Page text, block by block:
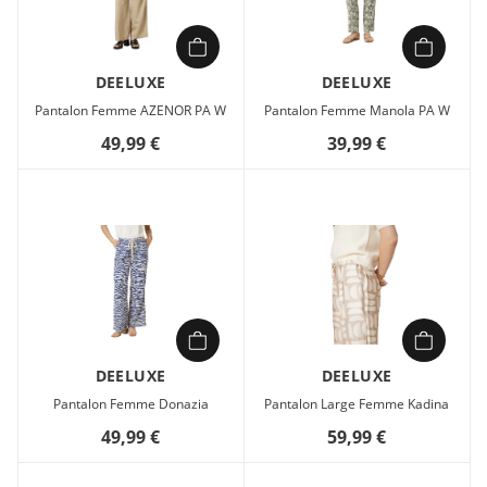
DEELUXE
Pantalon Femme AZENOR PA W
49,99 €
DEELUXE
Pantalon Femme Manola PA W
39,99 €
DEELUXE
Pantalon Femme Donazia
49,99 €
DEELUXE
Pantalon Large Femme Kadina
59,99 €